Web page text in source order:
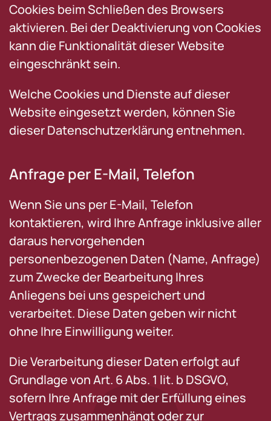
Cookies beim Schließen des Browsers
aktivieren. Bei der Deaktivierung von Cookies
kann die Funktionalität dieser Website
eingeschränkt sein.
Welche Cookies und Dienste auf dieser
Website eingesetzt werden, können Sie
dieser Datenschutzerklärung entnehmen.
Anfrage per E-Mail, Telefon
Wenn Sie uns per E-Mail, Telefon
kontaktieren, wird Ihre Anfrage inklusive aller
daraus hervorgehenden
personenbezogenen Daten (Name, Anfrage)
zum Zwecke der Bearbeitung Ihres
Anliegens bei uns gespeichert und
verarbeitet. Diese Daten geben wir nicht
ohne Ihre Einwilligung weiter.
Die Verarbeitung dieser Daten erfolgt auf
Grundlage von Art. 6 Abs. 1 lit. b DSGVO,
sofern Ihre Anfrage mit der Erfüllung eines
Vertrags zusammenhängt oder zur